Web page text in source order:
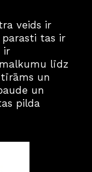
veids ir
tas ir
ir
līdz
tīrāms un
un
pilda